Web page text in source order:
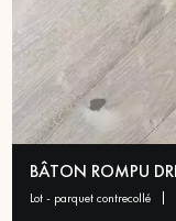
BÂTON ROMPU
lot - parquet contrecollé